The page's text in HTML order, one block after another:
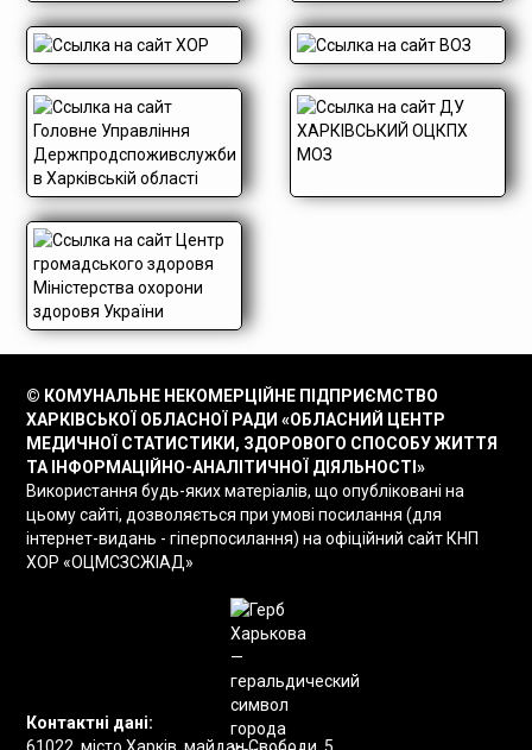
© КОМУНАЛЬНЕ НЕКОМЕРЦІЙНЕ ПІДПРИЄМСТВО
ХАРКІВСЬКОЇ ОБЛАСНОЇ РАДИ «ОБЛАСНИЙ ЦЕНТР
МЕДИЧНОЇ СТАТИСТИКИ, ЗДОРОВОГО СПОСОБУ ЖИТТЯ
ТА ІНФОРМАЦІЙНО-АНАЛІТИЧНОЇ ДІЯЛЬНОСТІ»
Використання будь-яких матеріалів, що опубліковані на
цьому сайті, дозволяється при умові посилання (для
інтернет-видань - гіперпосилання) на офіційний сайт КНП
ХОР «ОЦМСЗСЖІАД»
Контактні дані: